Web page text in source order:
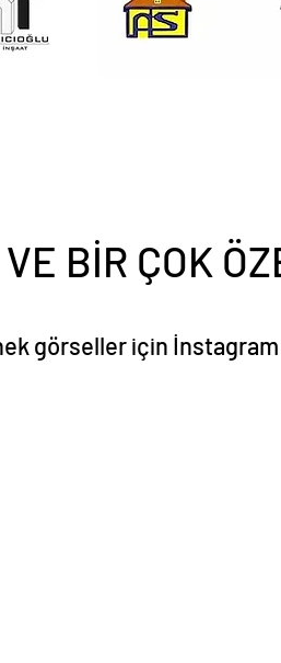
VE BİR ÇOK
görseller için İnstagram